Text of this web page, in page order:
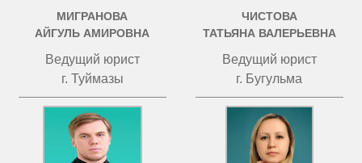
МИГРАНОВА
АЙГУЛЬ АМИРОВНА
Ведущий юрист
г. Туймазы
ЧИСТОВА
ТАТЬЯНА ВАЛЕРЬЕВНА
Ведущий юрист
г. Бугульма